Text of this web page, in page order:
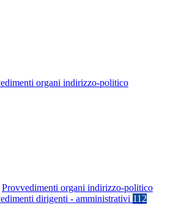
organi indirizzo-politico
Provvedimenti organi indirizzo-politico
dirigenti - amministrativi 112